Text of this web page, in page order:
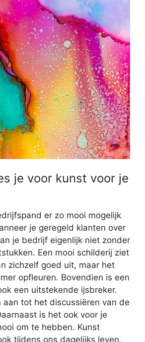
je voor kunst voor je
er zo mooi mogelijk
je geregeld klanten over
je bedrijf eigenlijk niet zonder
Een mooi schilderij ziet
zichzelf goed uit, maar het
opfleuren. Bovendien is een
een uitstekende ijsbreker.
aan tot het discussiëren van de
is het ook voor je
om te hebben. Kunst
tijdens ons dagelijks leven.